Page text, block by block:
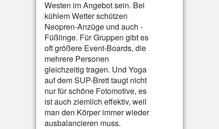
Westen im Angebot sein. Bei
kühlem Wetter schützen
Neopren-Anzüge und auch -
Füßlinge. Für Gruppen gibt es
oft größere Event-Boards, die
mehrere Personen
gleichzeitig tragen. Und Yoga
auf dem SUP-Brett taugt nicht
nur für schöne Fotomotive, es
ist auch ziemlich effektiv, weil
man den Körper immer wieder
ausbalancieren muss.